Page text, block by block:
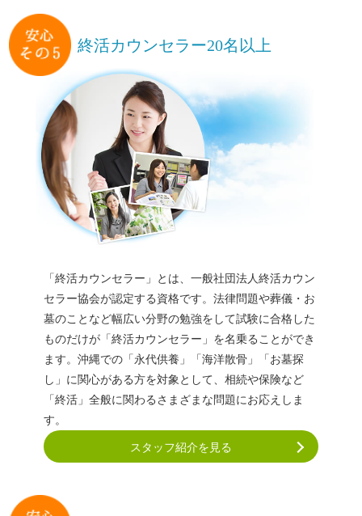
終活カウンセラー20名以上
「終活カウンセラー」とは、一般社団法人終活カウン
セラー協会が認定する資格です。法律問題や葬儀・お
墓のことなど幅広い分野の勉強をして試験に合格した
ものだけが「終活カウンセラー」を名乗ることができ
ます。 沖縄での「永代供養」「海洋散骨」「お墓探
し」に関心がある方を対象として、相続や保険など
「終活」全般に関わるさまざまな問題にお応えしま
す。
スタッフ紹介を見る